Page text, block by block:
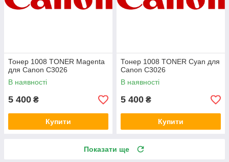
Тонер 1008 TONER Magenta
для Canon C3026
В наявності
5 400 ₴
Купити
Тонер 1008 TONER Cyan для
Canon C3026
В наявності
5 400 ₴
Купити
Показати ще